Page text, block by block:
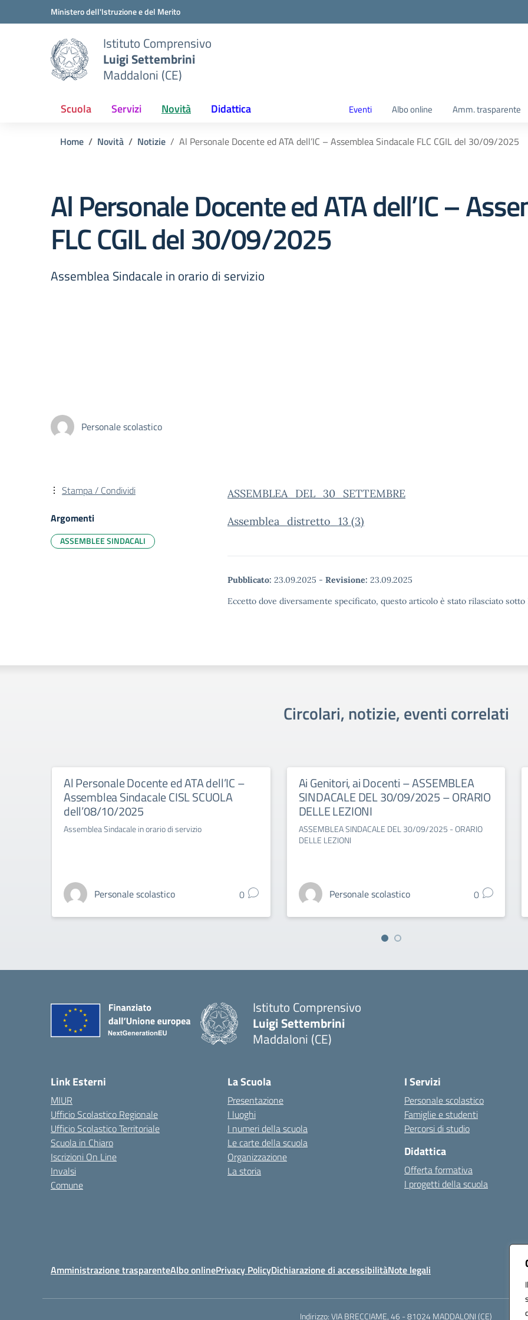
Vai ai contenuti
Vai al menu di navigazioneMinistero dell'Istruzione e del Merito
Istituto Comprensivo
Luigi Settembrini
Maddaloni (CE)
Scuola Servizi Novità Didattica Eventi Albo online Amm. trasparente
Home Novità Notizie Al Personale Docente ed ATA dell’IC – Assemblea Sindacale FLC CGIL del 30/09/2025
Al Personale Docente ed ATA dell’IC –
FLC CGIL del 30/09/2025
Assemblea Sindacale in orario di servizio
Personale scolastico
ASSEMBLEA_DEL_30_SETTEMBRE
Assemblea_distretto_13 (3)
Pubblicato: 23.09.2025 - Revisione: 23.09.2025
Eccetto dove diversamente specificato, questo articolo è stato rilasciato
Stampa / Condividi
Argomenti
ASSEMBLEE SINDACALI
Circolari, notizie, eventi correlati
Al Personale Docente ed ATA dell’IC –
Assemblea Sindacale CISL SCUOLA
dell’08/10/2025
Assemblea Sindacale in orario di servizio
Personale scolastico 0
Ai Genitori, ai Docenti – ASSEMBLEA
SINDACALE DEL 30/09/2025 – ORARIO
DELLE LEZIONI
ASSEMBLEA SINDACALE DEL 30/09/2025 - ORARIO
DELLE LEZIONI
Personale scolastico 0
Istituto Comprensivo
Luigi Settembrini
Maddaloni (CE)
Link Esterni
MIUR
Ufficio Scolastico Regionale
Ufficio Scolastico Territoriale
Scuola in Chiaro
Iscrizioni On Line
Invalsi
Comune
La Scuola
Presentazione
I luoghi
I numeri della scuola
Le carte della scuola
Organizzazione
La storia
I Servizi
Personale scolastico
Famiglie e studenti
Percorsi di studio
Didattica
Offerta formativa
I progetti della scuola
Amministrazione trasparenteAlbo onlinePrivacy PolicyDichiarazione di accessibilitàNote legali
Indirizzo: VIA BRECCIAME, 46 - 81024 MADDALONI (CE)